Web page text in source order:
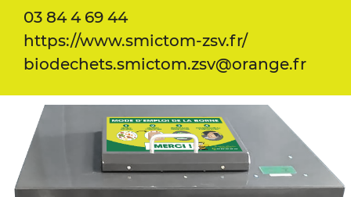
03 84 4 69 44
https://www.smictom-zsv.fr/
biodechets.smictom.zsv@orange.fr